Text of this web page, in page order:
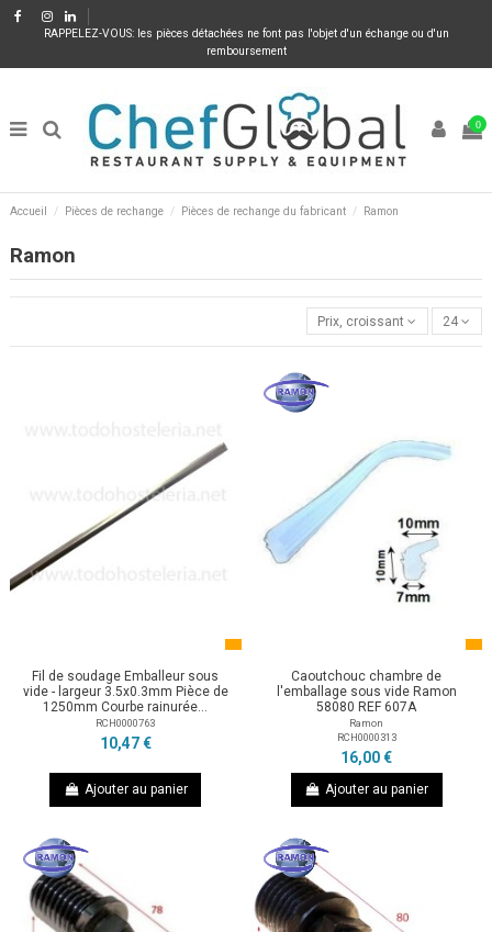
RAPPELEZ-VOUS: les pièces détachées ne font pas l'objet d'un échange ou d'un
remboursement
0
Accueil Pièces de rechange Pièces de rechange du fabricant Ramon
Ramon
Prix, croissant 24
Fil de soudage Emballeur sous
vide - largeur 3.5x0.3mm Pièce de
1250mm Courbe rainurée...
RCH0000763
10,47 €
Ajouter au panier
Caoutchouc chambre de
l'emballage sous vide Ramon
58080 REF 607A
Ramon
RCH0000313
16,00 €
Ajouter au panier